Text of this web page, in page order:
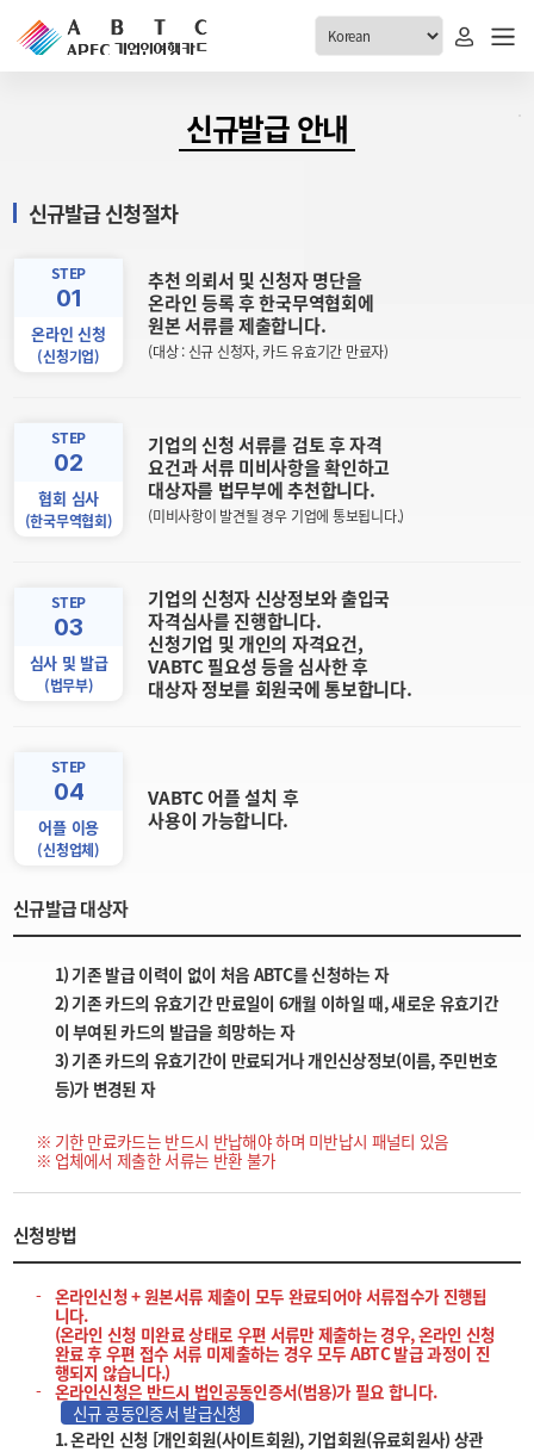
ABTC 전체메뉴
ABTC 제도 소개
발급 자격요건
신규발급 안내
재발급 안내
신청
취소
고객센터
공지사항
1:1 문의
신규발급 안내
신규발급 신청절차
STEP
01
온라인 신청
(신청기업)
추천 의뢰서 및 신청자 명단을
온라인 등록 후 한국무역협회에
원본 서류를 제출합니다.
(대상 : 신규 신청자, 카드 유효기간 만료자)
STEP
02
협회 심사
(한국무역협회)
기업의 신청 서류를 검토 후 자격
요건과 서류 미비사항을 확인하고
대상자를 법무부에 추천합니다.
(미비사항이 발견될 경우 기업에 통보됩니다.)
STEP
03
심사 및 발급
(법무부)
기업의 신청자 신상정보와 출입국
자격심사를 진행합니다.
신청기업 및 개인의 자격요건,
VABTC 필요성 등을 심사한 후
대상자 정보를 회원국에 통보합니다.
STEP
04
어플 이용
(신청업체)
VABTC 어플 설치 후
사용이 가능합니다.
신규발급 대상자
1) 기존 발급 이력이 없이 처음 ABTC를 신청하는 자
2) 기존 카드의 유효기간 만료일이 6개월 이하일 때, 새로운 유효기간
이 부여된 카드의 발급을 희망하는 자
3) 기존 카드의 유효기간이 만료되거나 개인신상정보(이름, 주민번호
등)가 변경된 자
기한 만료카드는 반드시 반납해야 하며 미반납시 패널티 있음
업체에서 제출한 서류는 반환 불가
신청방법
온라인신청 + 원본서류 제출이 모두 완료되어야 서류접수가 진행됩
니다.
(온라인 신청 미완료 상태로 우편 서류만 제출하는 경우, 온라인 신청
완료 후 우편 접수 서류 미제출하는 경우 모두 ABTC 발급 과정이 진
행되지 않습니다.)
온라인신청은 반드시 법인공동인증서(범용)가 필요 합니다.
신규 공동인증서 발급신청
1. 온라인 신청 [개인회원(사이트회원), 기업회원(유료회원사) 상관